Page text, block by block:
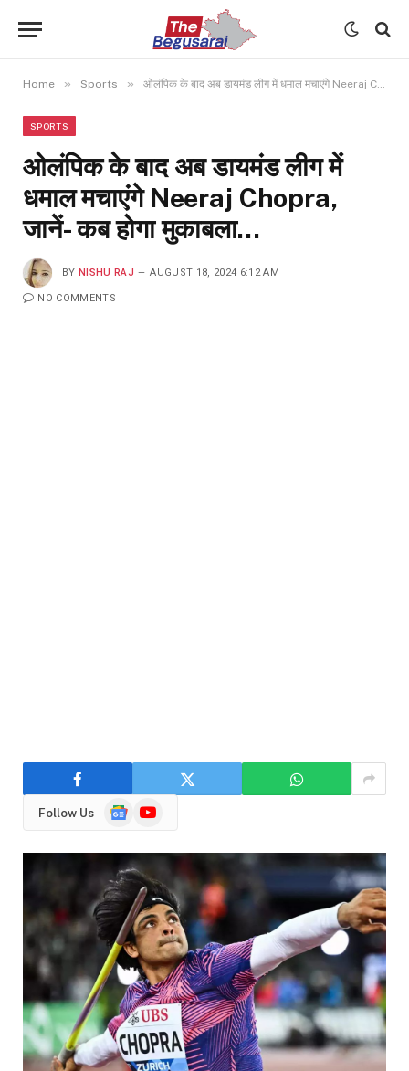
Home » Sports » ओलंपिक के बाद अब डायमंड लीग में धमाल मचाएंगे Neeraj Chopra, जानें- कब होगा मुकाबला…
SPORTS
ओलंपिक के बाद अब डायमंड लीग में
धमाल मचाएंगे Neeraj Chopra,
जानें- कब होगा मुकाबला…
BY NISHU RAJ AUGUST 18, 2024 6:12 AM
NO COMMENTS
Follow Us
GoogleYouTube